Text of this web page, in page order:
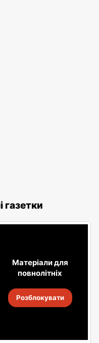
газетки
Матеріали для
повнолітніх
Розблокувати